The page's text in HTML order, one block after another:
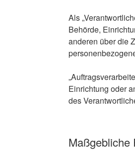
Als
Behörde,
anderen über die
Einrichtung oder
des
Maßgebliche